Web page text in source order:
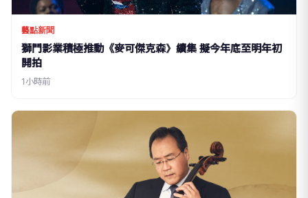
藝點新聞
獅門影業積極推動《麥可傑克森》續集 擬今年底至明年初
開拍
1小時前